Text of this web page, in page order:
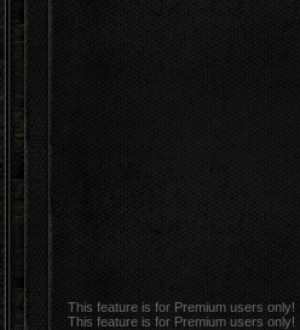
This feature is for Premium users only!
This feature is for Premium users only!